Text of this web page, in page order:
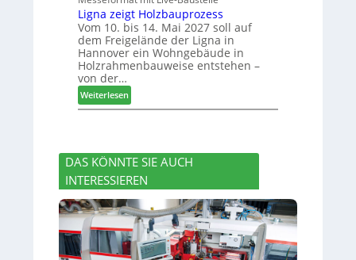
V
o
r
t
a
n
t
a
n
d
v
e
r
a
c
i
e
d
e
t
i
t
t
h
e
m
a
d
I
n
t
e
r
z
u
m
Ligna zeigt Holzbauprozess
Vom 10. bis 14. Mai 2027 soll auf
dem Freigelände der Ligna in
Hannover ein Wohngebäude in
Holzrahmenbauweise entstehen –
von der…
Weiterlesen:
L
n
a
z
i
t
H
DAS KÖNNTE SIE AUCH
INTERESSIEREN